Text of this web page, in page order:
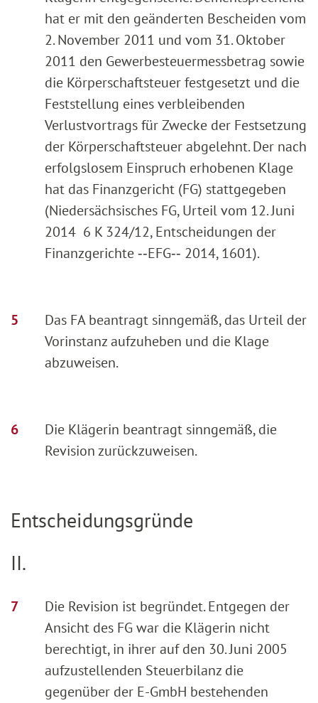
hat er mit den geänderten Bescheiden vom
2. November 2011 und vom 31. Oktober
2011 den Gewerbesteuermessbetrag sowie
die Körperschaftsteuer festgesetzt und die
Feststellung eines verbleibenden
Verlustvortrags für Zwecke der Festsetzung
der Körperschaftsteuer abgelehnt. Der nach
erfolgslosem Einspruch erhobenen Klage
hat das Finanzgericht (FG) stattgegeben
(Niedersächsisches FG, Urteil vom 12. Juni
2014 6 K 324/12, Entscheidungen der
Finanzgerichte ‑‑EFG‑‑ 2014, 1601).
Das FA beantragt sinngemäß, das Urteil der
Vorinstanz aufzuheben und die Klage
abzuweisen.
Die Klägerin beantragt sinngemäß, die
Revision zurückzuweisen.
Entscheidungsgründe
II.
Die Revision ist begründet. Entgegen der
Ansicht des FG war die Klägerin nicht
berechtigt, in ihrer auf den 30. Juni 2005
aufzustellenden Steuerbilanz die
gegenüber der E-GmbH bestehenden